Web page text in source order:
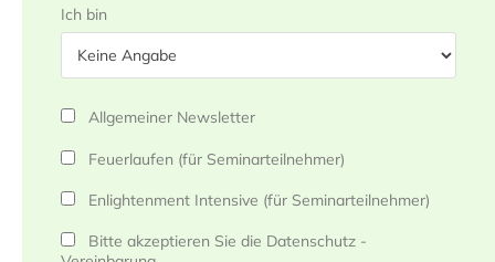
Ich bin
Allgemeiner Newsletter
Feuerlaufen (für Seminarteilnehmer)
Enlightenment Intensive (für Seminarteilnehmer)
Bitte akzeptieren Sie die Datenschutz -